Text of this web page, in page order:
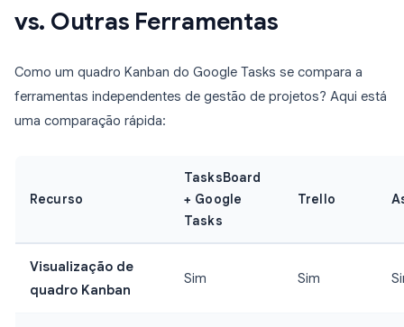
vs. Outras Ferramentas
Como um quadro Kanban do Google Tasks se compara a
ferramentas independentes de gestão de projetos? Aqui está
uma comparação rápida:
Recurso
TasksBoard
+ Google
Tasks
Trello
Visualização de
quadro Kanban
Sim Sim